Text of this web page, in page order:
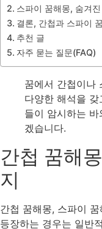
스파이 꿈해몽, 숨겨
결론, 간첩과 스파이
추천 글
자주 묻는 질문(FAQ)
꿈에서 간첩이나
다양한 해석을
들이 암시하는
겠습니다.
간첩 꿈해
지
간첩 꿈해몽, 스파이
등장하는 경우는 일반